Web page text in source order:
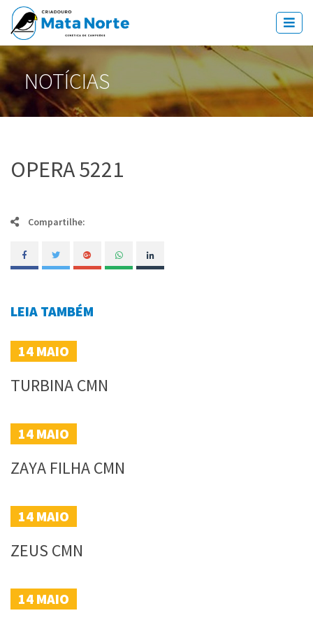
NOTÍCIAS
OPERA 5221
Compartilhe:
LEIA TAMBÉM
14 MAIO
TURBINA CMN
14 MAIO
ZAYA FILHA CMN
14 MAIO
ZEUS CMN
14 MAIO